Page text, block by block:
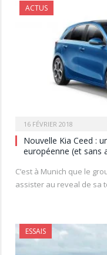
ACTUS
16 FÉVRIER 2018
Nouvelle Kia Ceed :
européenne (et sans
C’est à Munich que le
assister au reveal de sa
ESSAIS